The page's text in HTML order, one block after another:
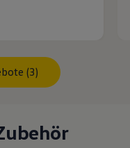
(3)